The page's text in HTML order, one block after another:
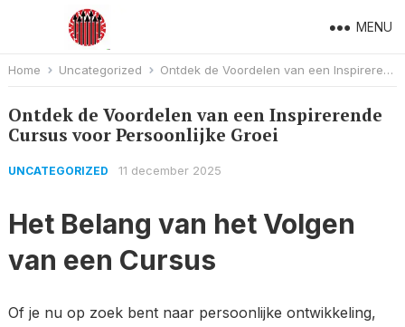
MENU
Home Uncategorized Ontdek de Voordelen van een Inspirerende Cursus voor Persoonlijke Groei
Ontdek de Voordelen van een Inspirerende
Cursus voor Persoonlijke Groei
UNCATEGORIZED 11 december 2025
Het Belang van het Volgen
van een Cursus
Of je nu op zoek bent naar persoonlijke ontwikkeling,